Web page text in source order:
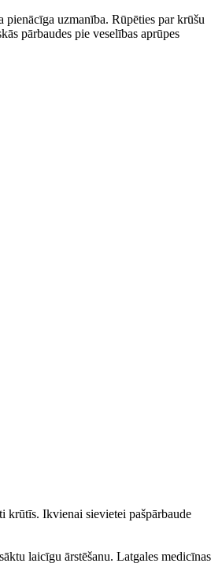
uzmanība. Rūpēties par krūšu
pārbaudes pie veselības aprūpes
krūtīs. Ikvienai sievietei pašpārbaude
laicīgu ārstēšanu. Latgales medicīnas